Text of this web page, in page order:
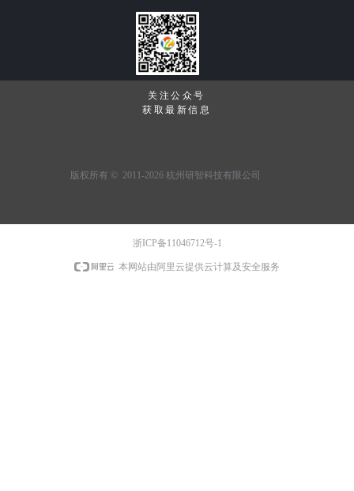
关注公众号
获取最新信息
版权所有 ©  2011-2026 杭州研智科技有限公司
浙ICP备11046712号-1
本网站由阿里云提供云计算及安全服务